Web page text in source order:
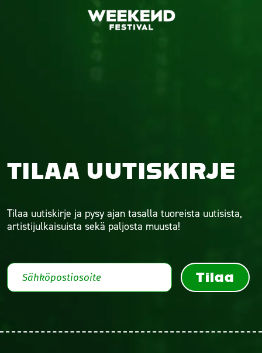
TILAA UUTISKIRJE
Tilaa uutiskirje ja pysy ajan tasalla tuoreista uutisista,
artistijulkaisuista sekä paljosta muusta!
Tilaa